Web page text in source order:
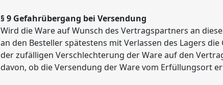
§ 9 Gefahrübergang bei Versendung
Wird die Ware auf Wunsch des Vertragspartners an
an den Besteller spätestens mit Verlassen des Lagers
der zufälligen Verschlechterung der Ware auf den
davon, ob die Versendung der Ware vom Erfüllungsort